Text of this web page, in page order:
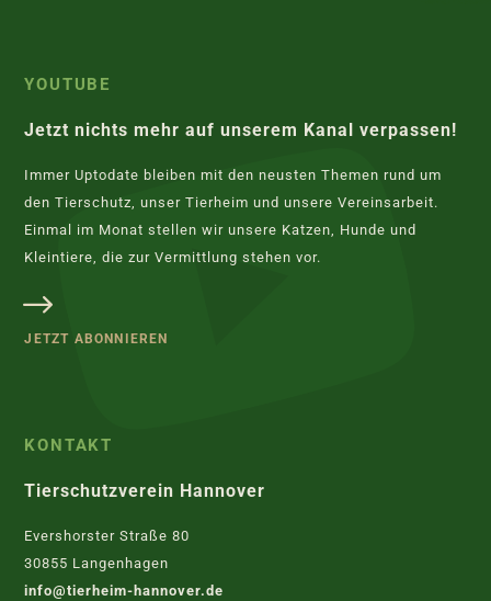
YOUTUBE
Jetzt nichts mehr auf unserem Kanal verpassen!
Immer Uptodate bleiben mit den neusten Themen rund um
den Tierschutz, unser Tierheim und unsere Vereinsarbeit.
Einmal im Monat stellen wir unsere Katzen, Hunde und
Kleintiere, die zur Vermittlung stehen vor.
JETZT ABONNIEREN
KONTAKT
Tierschutzverein Hannover
Evershorster Straße 80
30855 Langenhagen
info@tierheim-hannover.de